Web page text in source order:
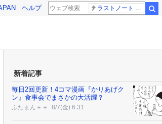
ヘルプ ラストノート 内田有紀
新着記事
毎日2回更新！4コマ漫画『かりあげク
ン』食事会でまさかの大活躍？
ふたまん＋＋ 8/7(金) 6:31